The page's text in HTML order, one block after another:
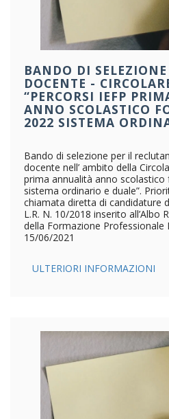
BANDO DI SELEZIONE
DOCENTE -
“PERCORSI IEFP
ANNO SCOLASTICO
2022 SISTEMA
Bando di selezione per il
docente nell’ ambito della
prima annualità anno
sistema ordinario e duale”.
chiamata diretta di candidature
L.R. N. 10/2018 inserito all’Albo
della Formazione Professionale
15/06/2021
ULTERIORI INFORMAZIONI